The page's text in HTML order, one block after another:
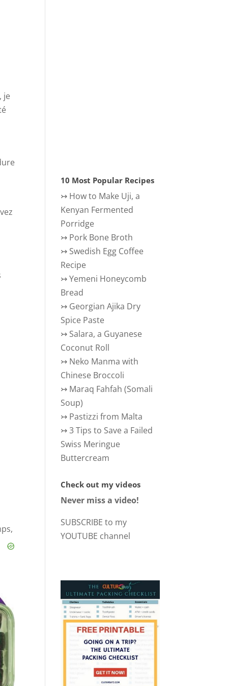
je
10 Most Popular Recipes
↣ How to Make Uji, a
Kenyan Fermented
Porridge
↣ Pork Bone Broth
↣ Swedish Egg Coffee
Recipe
↣Yemeni Honeycomb
Bread
↣ Georgian Ajika Dry
Spice Paste
↣ Salara, a Guyanese
Coconut Roll
↣ Neko Manma with
Chinese Broccoli
↣ Maraq Fahfah (Somali
Soup)
↣ Pastizzi from Malta
↣3 Tips to Save a Failed
Swiss Meringue
Buttercream
Check out my videos
Never miss a video!
SUBSCRIBE to my
YOUTUBE channel